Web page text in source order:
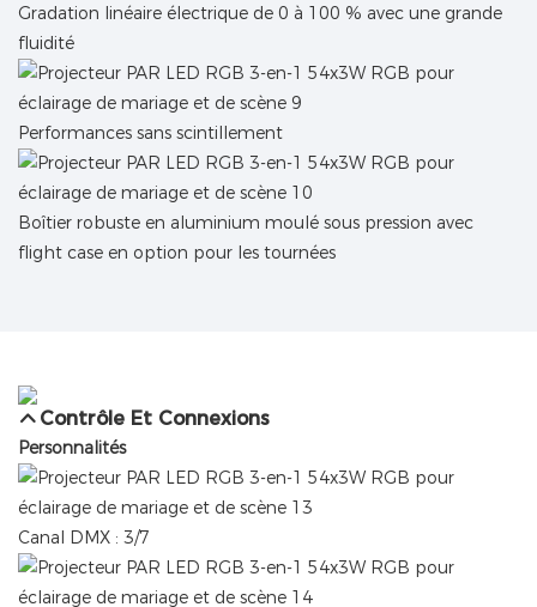
Gradation linéaire électrique de 0 à 100 % avec une grande
fluidité
Performances sans scintillement
Boîtier robuste en aluminium moulé sous pression avec
flight case en option pour les tournées
Contrôle Et Connexions
Personnalités
Canal DMX : 3/7